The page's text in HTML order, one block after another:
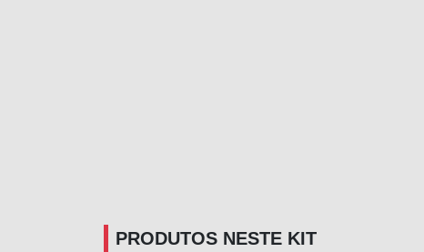
PRODUTOS NESTE KIT